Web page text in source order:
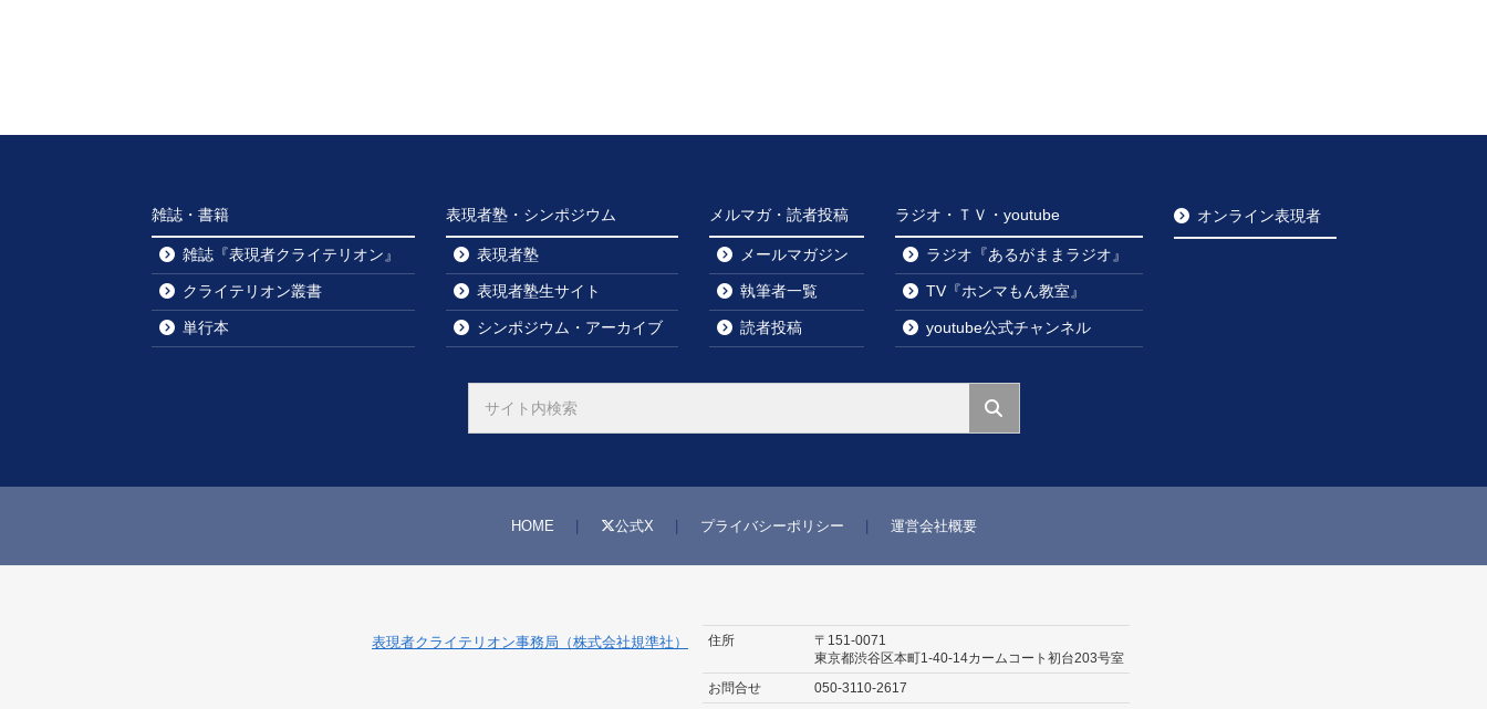
雑誌・書籍
雑誌『表現者クライテリオン』
クライテリオン叢書
単行本
表現者塾・シンポジウム
表現者塾
表現者塾生サイト
シンポジウム・アーカイブ
メルマガ・読者投稿
メールマガジン
執筆者一覧
読者投稿
ラジオ・ＴＶ・youtube
ラジオ『あるがままラジオ』
TV『ホンマもん教室』
youtube公式チャンネル
オンライン表現者
HOME 公式X プライバシーポリシー 運営会社概要
表現者クライテリオン事務局（株式会社規準社） 住所
〒151-0071
東京都渋谷区本町1-40-14カームコート初台203号室
お問合せ
050-3110-2617